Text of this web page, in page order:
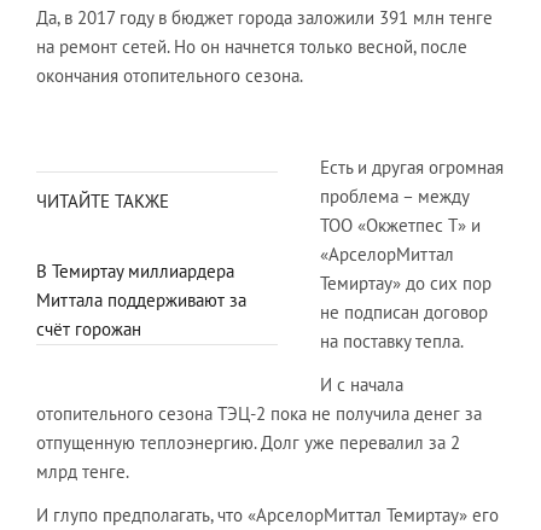
Да, в 2017 году в бюджет города заложили 391 млн тенге
на ремонт сетей. Но он начнется только весной, после
окончания отопительного сезона.
ЧИТАЙТЕ ТАКЖЕ
В Темиртау миллиардера
Миттала поддерживают за
счёт горожан
Есть и другая огромная
проблема – между
ТОО «Окжетпес Т» и
«АрселорМиттал
Темиртау» до сих пор
не подписан договор
на поставку тепла.
И с начала
отопительного сезона ТЭЦ-2 пока не получила денег за
отпущенную теплоэнергию. Долг уже перевалил за 2
млрд тенге.
И глупо предполагать, что «АрселорМиттал Темиртау» его